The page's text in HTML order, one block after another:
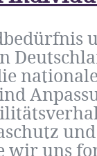
wir uns